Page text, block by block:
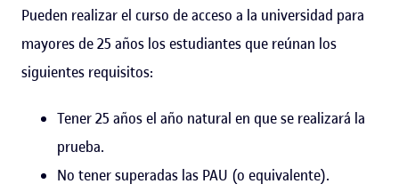
Pueden realizar el curso de acceso a la universidad para
mayores de 25 años los estudiantes que reúnan los
siguientes requisitos:
Tener 25 años el año natural en que se realizará la
prueba.
No tener superadas las PAU (o equivalente).